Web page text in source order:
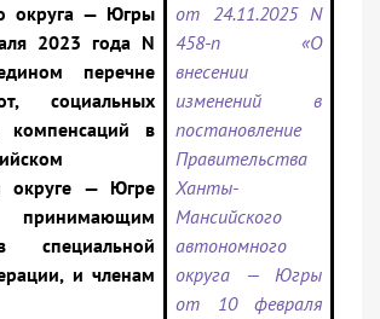
округа — Югры
2023 года N
перечне
социальных
компенсаций в
округе — Югре
принимающим
специальной
и членам
от 24.11.2025 N
458-п «О
внесении
изменений в
постановление
Правительства
Ханты-
Мансийского
автономного
округа — Югры
от 10 февраля